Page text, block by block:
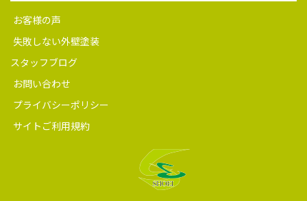
お客様の声
失敗しない外壁塗装
スタッフブログ
お問い合わせ
プライバシーポリシー
サイトご利用規約